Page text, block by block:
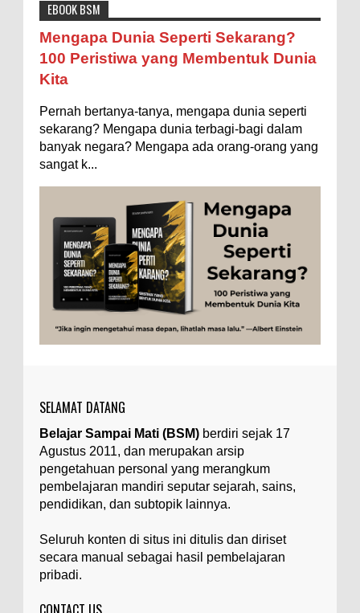
Astronomi Biologi Budaya Buku
Bumi
Entertainment
Fakta & Statistik Fauna
Filsafat
Flora
Internasional
Internet Iptek
Istilah Ilmiah
Makanan & Minuman
Misteri Mitologi
Nature
Teknologi Tips
Tokoh
Tubuh Manusia
Umum
Mengapa Negara Miskin Tidak Mencetak
Uang yang Banyak saja biar Kaya?
Ilustrasi/istimewa Jawaban untuk pertanyaan itu
Ukuran 1 Kaki itu Berapa Meter?
Ilustrasi/ginersnow.com Di Inggris dan Amerika,
Rahasia Togel yang Tidak Dipahami Pemain
Togel
Ilustrasi/zdnet.com Ini adalah catatan penutup
untuk dua catatan saya sebelumnya ( Judi Togel
dan Impian Tolol Kaya Mendadak dan Tidak Ada ...
Apa yang Disebut Impurities?
Apa yang Disebut Badan Golgi?
Ilustrasi/utakatikotak.com Badan Golgi (disebut
pula aparatus Golgi, kompleks Golgi, atau
diktiosom) adalah organel yang dikaitkan
denga...
Apakah UFO Benar-benar Ada?
Ilustrasi/istimewa Sebagian orang percaya UFO
UFO benar-benar tidak ada. Manakah yang
benar...
EBOOK BSM
Mengapa Dunia Seperti Sekarang?
100 Peristiwa yang Membentuk Dunia
Kita
Pernah bertanya-tanya, mengapa dunia seperti
sekarang? Mengapa dunia terbagi-bagi dalam
banyak negara? Mengapa ada orang-orang yang
sangat k...
SELAMAT DATANG
Belajar Sampai Mati (BSM) berdiri sejak 17
Agustus 2011, dan merupakan arsip
pengetahuan personal yang merangkum
pembelajaran mandiri seputar sejarah, sains,
pendidikan, dan subtopik lainnya.
Seluruh konten di situs ini ditulis dan diriset
secara manual sebagai hasil pembelajaran
pribadi.